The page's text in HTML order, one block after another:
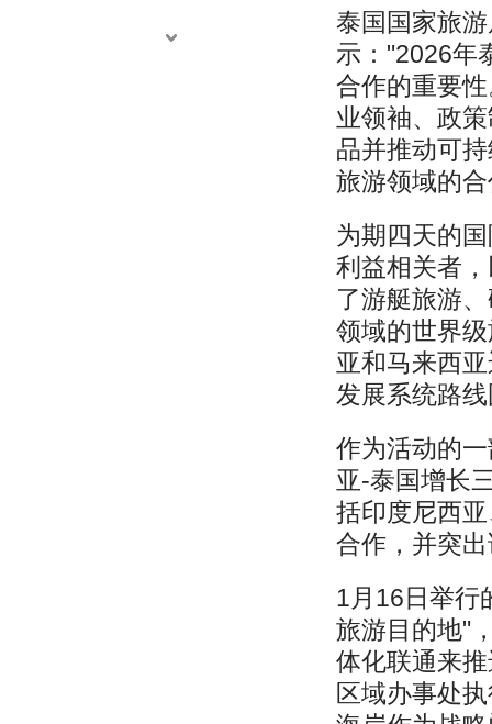
泰国国家旅
示："2026年
合作的重要
业领袖、政
品并推动可
旅游领域的
为期四天的
利益相关者
了游艇旅游
领域的世界
亚和马来西
发展系统路
作为活动的
亚-泰国增长
括印度尼西
合作，并突
1月16日举行
旅游目的地"
体化联通来
区域办事处